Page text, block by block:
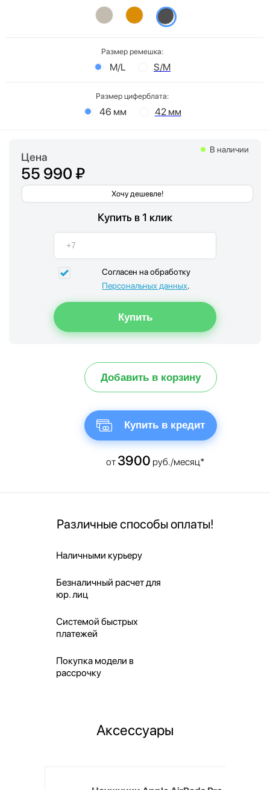
Размер ремешка:
M/L S/M
Размер циферблата:
46 мм 42 мм
Цена
55 990 ₽
Хочу дешевле!
В наличии
Купить в 1 клик
Согласен на обработку
Персональных данных.
Добавить в корзину
Купить в кредит
от 3900 руб./месяц*
Различные способы оплаты!
Наличными курьеру
Безналичный расчет для
юр. лиц
Системой быстрых
платежей
Покупка модели в
рассрочку
Аксессуары